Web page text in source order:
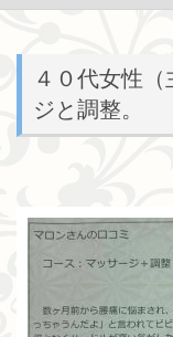
４０代女性
ジと調整。